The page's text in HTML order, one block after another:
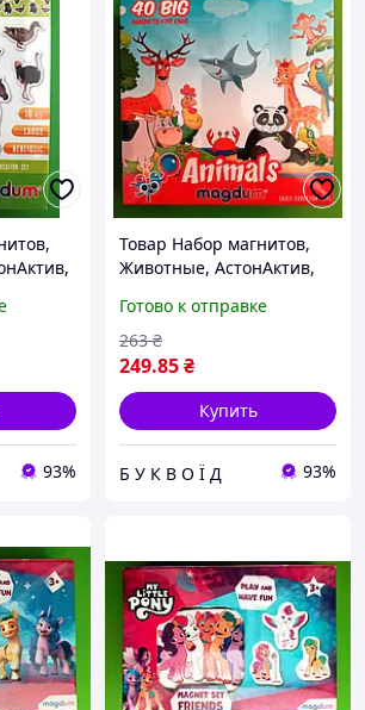
93%
Товар Набор магнитов,
Животные, АстонАктив,
Готово к отправке
249.85₴
263 ₴
Купить
Б У К В О Ї Д 93%